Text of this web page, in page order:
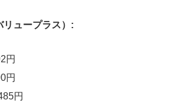
リュープラス）:
円
円
円